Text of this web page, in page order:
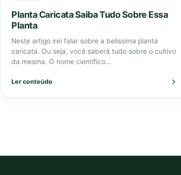
Planta Caricata Saiba Tudo Sobre Essa
Planta
Neste artigo irei falar sobre a belíssima planta
caricata. Ou seja, você saberá tudo sobre o cultivo
da mesma. O nome científico…
Ler conteúdo